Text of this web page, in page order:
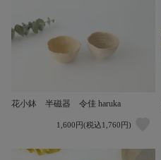
花小鉢 半磁器 令佳 haruka
1,600円(税込1,760円)